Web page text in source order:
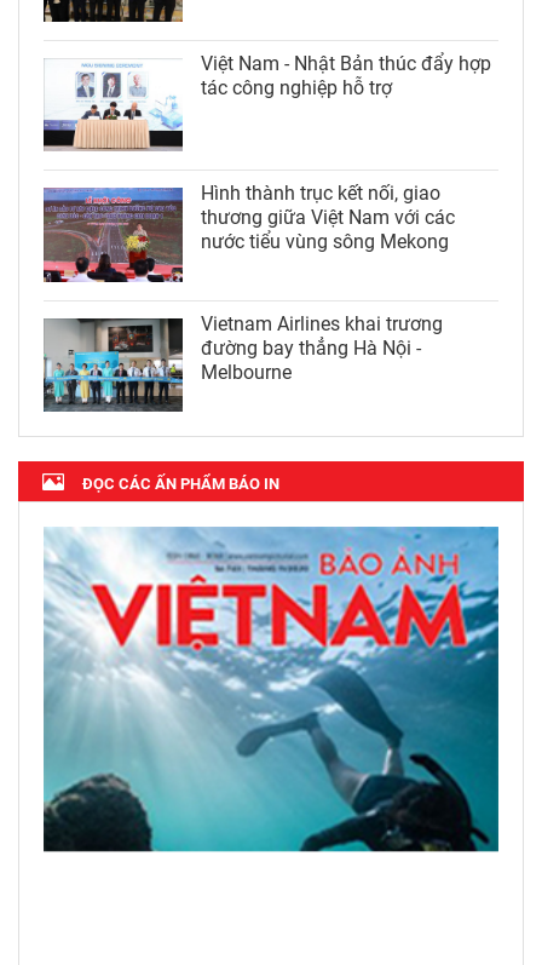
Việt Nam - Nhật Bản thúc đẩy hợp
tác công nghiệp hỗ trợ
Hình thành trục kết nối, giao
thương giữa Việt Nam với các
nước tiểu vùng sông Mekong
Vietnam Airlines khai trương
đường bay thẳng Hà Nội -
Melbourne
ĐỌC CÁC ẤN PHẨM BÁO IN